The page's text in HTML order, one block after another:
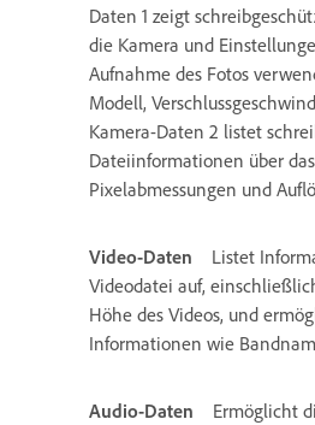
Daten 1 zeigt
die Kamera und
Aufnahme des Fotos
Modell,
Kamera-Daten 2 listet
Dateiinformationen über
Pixelabmessungen und
Video-Daten
Listet
Videodatei auf,
Höhe des Videos, und
Informationen wie
Audio-Daten
Ermöglicht